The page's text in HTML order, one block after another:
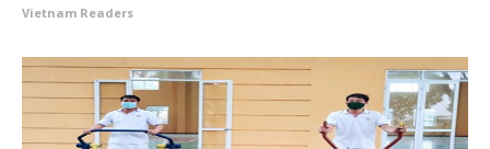
Vietnam Readers